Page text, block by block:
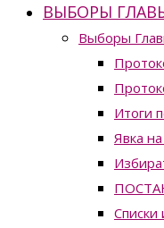
ВЫБОРЫ
Выборы
Итоги
Явка
Списки